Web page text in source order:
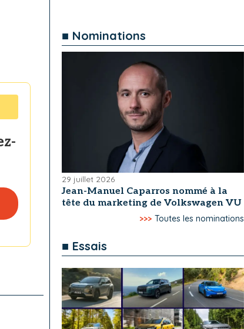
■ Nominations
29 juillet 2026
Jean-Manuel Caparros nommé à la
tête du marketing de Volkswagen VU
>>> Toutes les nominations
■ Essais